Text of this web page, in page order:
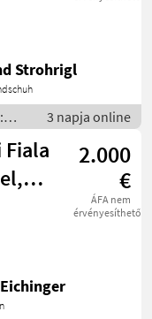
Strohrigl
3 napja online
2.000
€
ÁFA nem
érvényesíthető
Thomas Eichinger